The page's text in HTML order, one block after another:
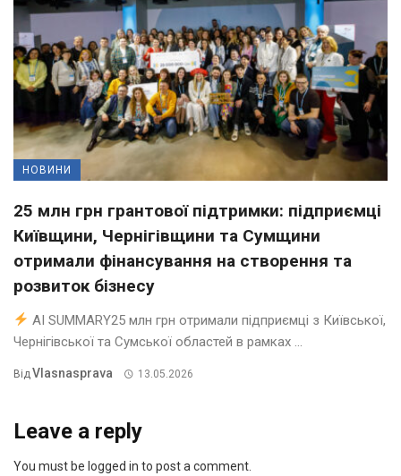
НОВИНИ
25 млн грн грантової підтримки: підприємці
Київщини, Чернігівщини та Сумщини
отримали фінансування на створення та
розвиток бізнесу
AI SUMMARY25 млн грн отримали підприємці з Київської,
Чернігівської та Сумської областей в рамках ...
ВідVlasnasprava 13.05.2026
Leave a reply
You must be logged in to post a comment.